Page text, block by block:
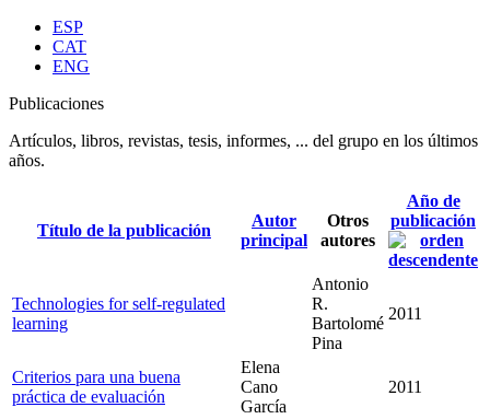
ESP
CAT
ENG
Publicaciones
Artículos, libros, revistas, tesis, informes, ... del grupo en los últimos
años.
Título de la publicación
Autor
principal
Otros
autores
Año de
publicación
Technologies for self-regulated
learning
Antonio
R.
Bartolomé
Pina
2011
Criterios para una buena
práctica de evaluación
Elena
Cano
García
2011